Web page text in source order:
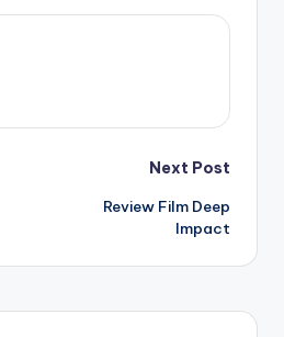
Next Post
Review Film Deep
Impact